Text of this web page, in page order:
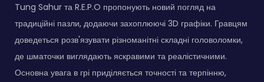
Tung Sahur та R.E.P.O пропонують новий погляд на
традиційні пазли, додаючи захоплюючі 3D графіки. Гравцям
доведеться розв'язувати різноманітні складні головоломки,
де шматочки виглядають яскравими та реалістичними.
Основна увага в грі приділяється точності та терпінню,